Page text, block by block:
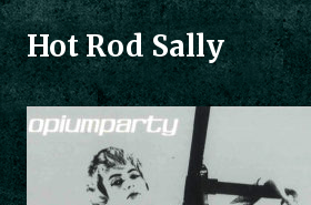
Hot Rod Sally